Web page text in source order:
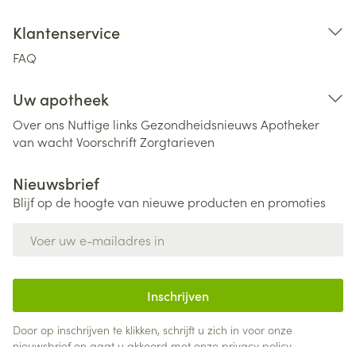
Klantenservice
FAQ
Uw apotheek
Over ons Nuttige links Gezondheidsnieuws Apotheker
van wachtVoorschriftZorgtarieven
Nieuwsbrief
Blijf op de hoogte van nieuwe producten en promoties
Inschrijven
Door op inschrijven te klikken, schrijft u zich in voor onze